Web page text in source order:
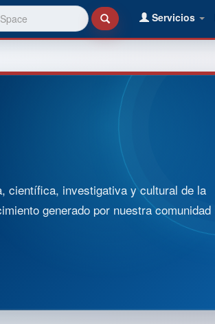
Servicios
científica, investigativa y cultural de la
generado por nuestra comunidad